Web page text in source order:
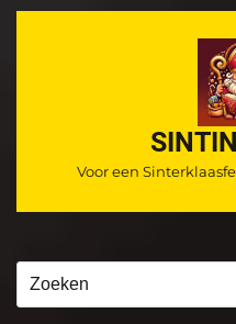
Ga
Voor een